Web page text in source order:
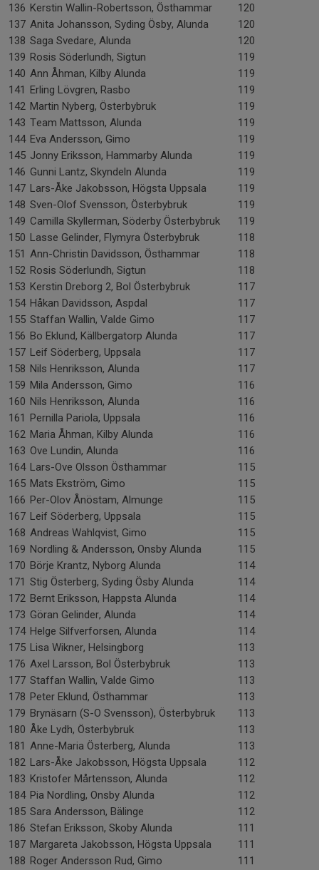
136 Kerstin Wallin-Robertsson, Östhammar
120
137 Anita Johansson, Syding Ösby, Alunda
120
138 Saga Svedare, Alunda
120
139 Rosis Söderlundh, Sigtun
119
140 Ann Åhman, Kilby Alunda
119
141 Erling Lövgren, Rasbo
119
142 Martin Nyberg, Österbybruk
119
143 Team Mattsson, Alunda
119
144 Eva Andersson, Gimo
119
145 Jonny Eriksson, Hammarby Alunda
119
146 Gunni Lantz, Skyndeln Alunda
119
147 Lars-Åke Jakobsson, Högsta Uppsala
119
148 Sven-Olof Svensson, Österbybruk
119
149 Camilla Skyllerman, Söderby Österbybruk
119
150 Lasse Gelinder, Flymyra Österbybruk
118
151 Ann-Christin Davidsson, Östhammar
118
152 Rosis Söderlundh, Sigtun
118
153 Kerstin Dreborg 2, Bol Österbybruk
117
154 Håkan Davidsson, Aspdal
117
155 Staffan Wallin, Valde Gimo
117
156 Bo Eklund, Källbergatorp Alunda
117
157 Leif Söderberg, Uppsala
117
158 Nils Henriksson, Alunda
117
159 Mila Andersson, Gimo
116
160 Nils Henriksson, Alunda
116
161 Pernilla Pariola, Uppsala
116
162 Maria Åhman, Kilby Alunda
116
163 Ove Lundin, Alunda
116
164 Lars-Ove Olsson Östhammar
115
165 Mats Ekström, Gimo
115
166 Per-Olov Ånöstam, Almunge
115
167 Leif Söderberg, Uppsala
115
168 Andreas Wahlqvist, Gimo
115
169 Nordling & Andersson, Onsby Alunda
115
170 Börje Krantz, Nyborg Alunda
114
171 Stig Österberg, Syding Ösby Alunda
114
172 Bernt Eriksson, Happsta Alunda
114
173 Göran Gelinder, Alunda
114
174 Helge Silfverforsen, Alunda
114
175 Lisa Wikner, Helsingborg
113
176 Axel Larsson, Bol Österbybruk
113
177 Staffan Wallin, Valde Gimo
113
178 Peter Eklund, Östhammar
113
179 Brynäsarn (S-O Svensson), Österbybruk
113
180 Åke Lydh, Österbybruk
113
181 Anne-Maria Österberg, Alunda
113
182 Lars-Åke Jakobsson, Högsta Uppsala
112
183 Kristofer Mårtensson, Alunda
112
184 Pia Nordling, Onsby Alunda
112
185 Sara Andersson, Bälinge
112
186 Stefan Eriksson, Skoby Alunda
111
187 Margareta Jakobsson, Högsta Uppsala
111
188 Roger Andersson Rud, Gimo
111